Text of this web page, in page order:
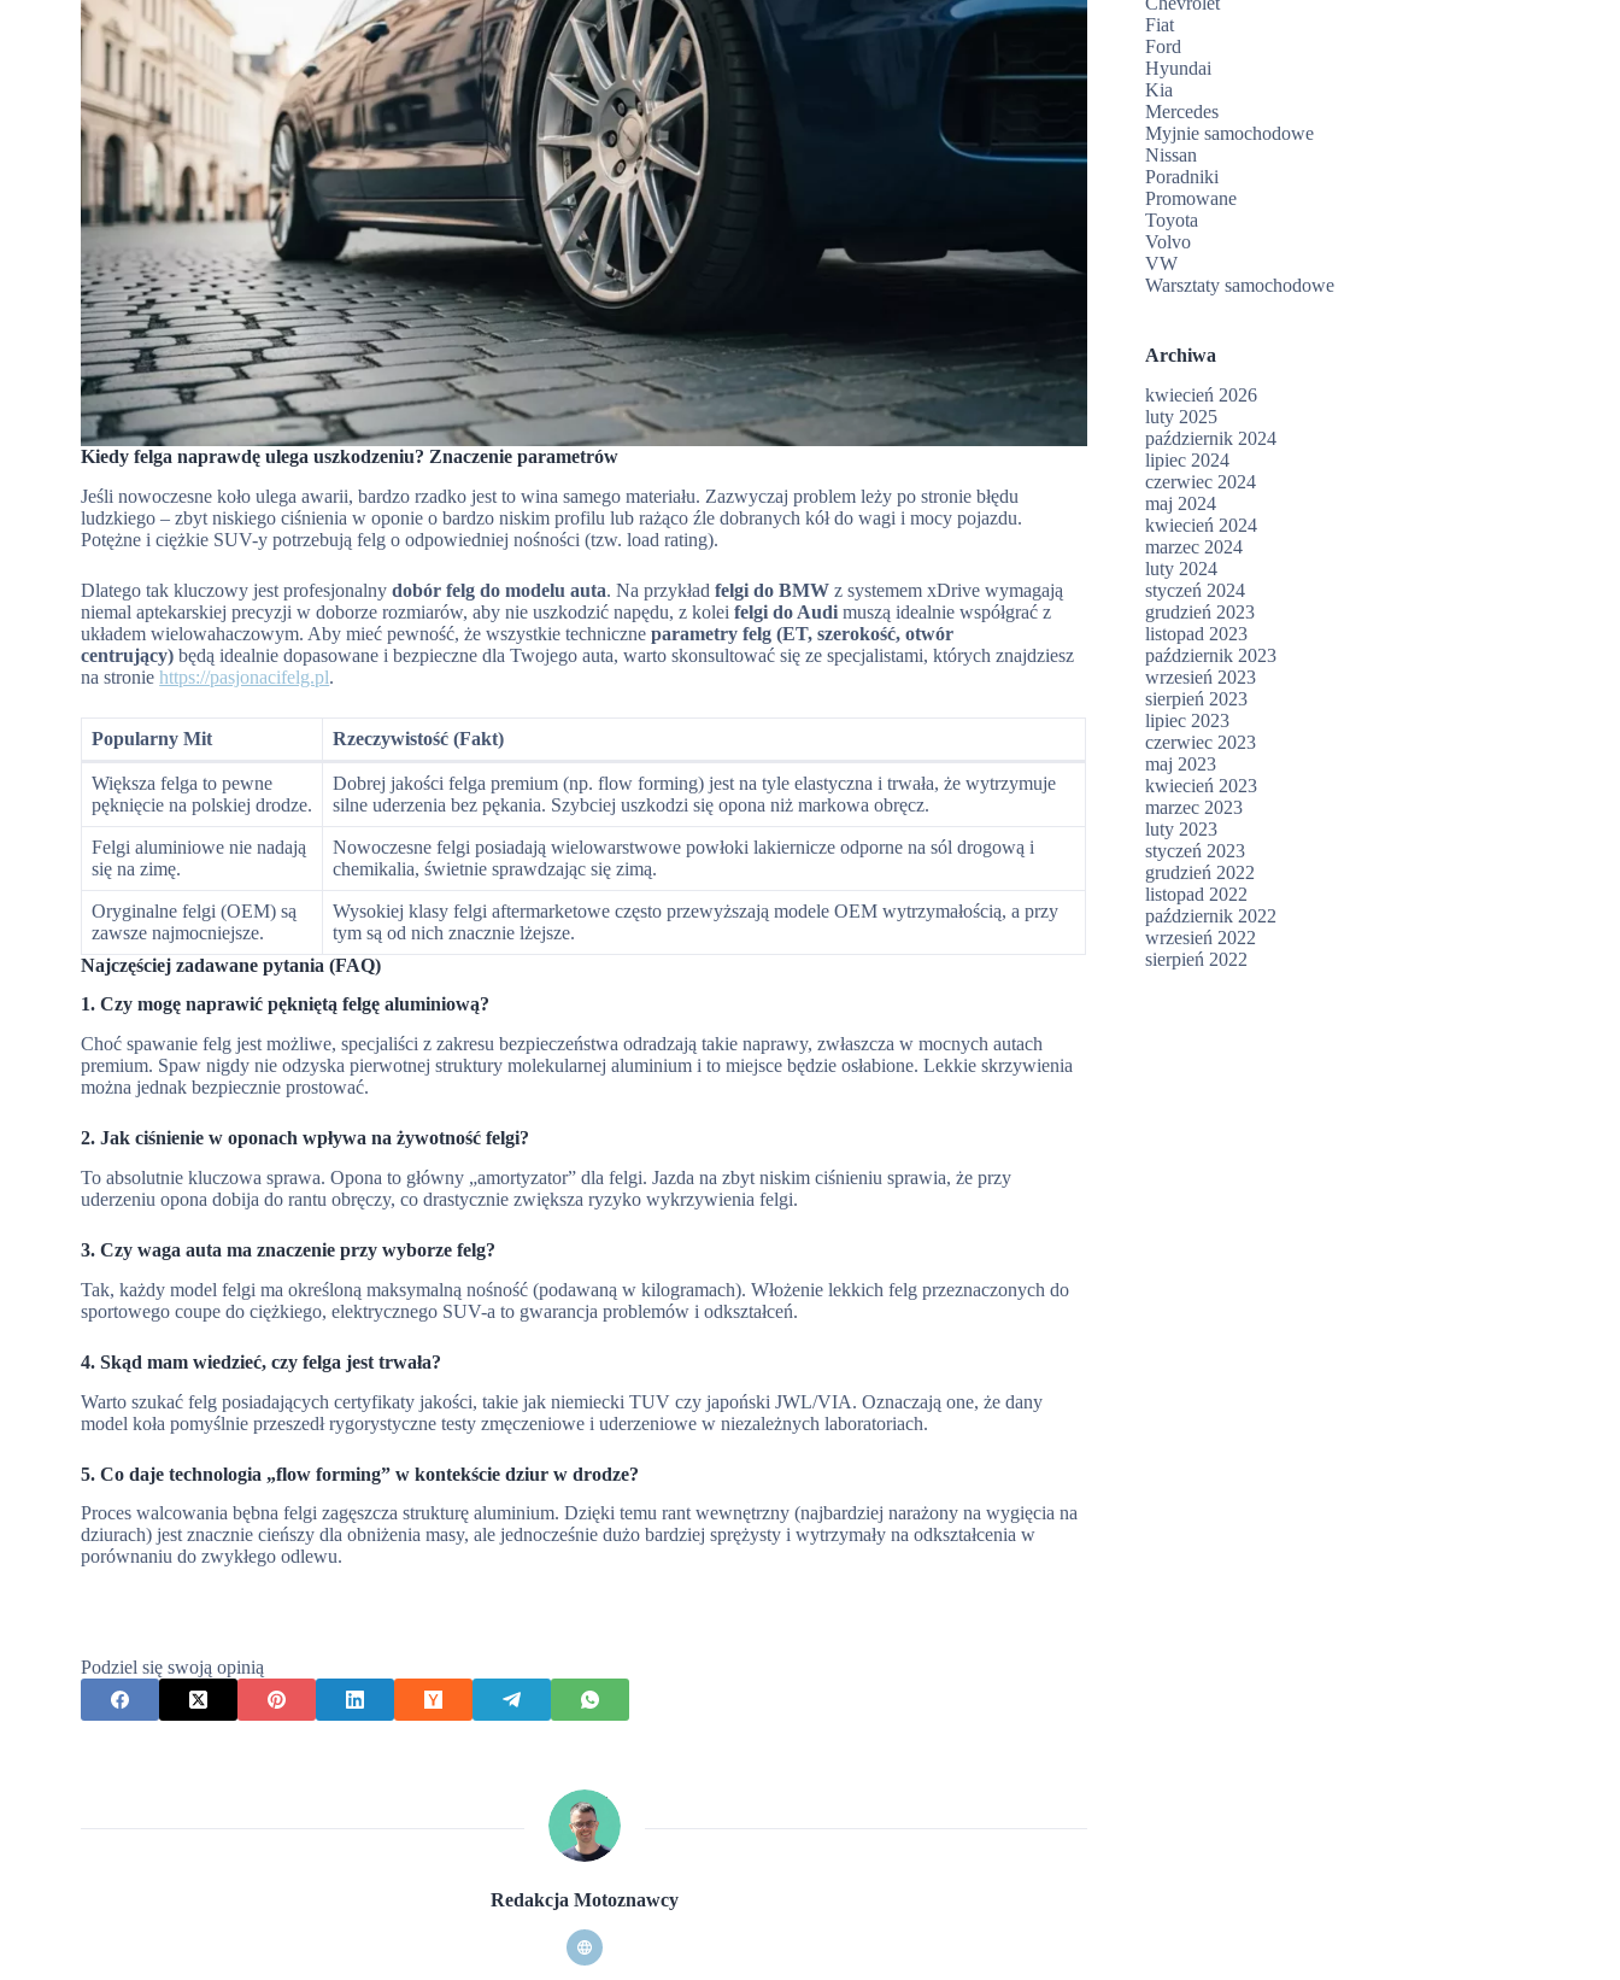
Kiedy felga naprawdę ulega uszkodzeniu? Znaczenie parametrów
Jeśli nowoczesne koło ulega awarii, bardzo rzadko jest to wina samego materiału. Zazwyczaj problem leży po stronie błędu
ludzkiego – zbyt niskiego ciśnienia w oponie o bardzo niskim profilu lub rażąco źle dobranych kół do wagi i mocy pojazdu.
Potężne i ciężkie SUV-y potrzebują felg o odpowiedniej nośności (tzw. load rating).
Dlatego tak kluczowy jest profesjonalnydobór felg do modelu auta. Na przykładfelgi do BMW z systemem xDrive wymagają
niemal aptekarskiej precyzji w doborze rozmiarów, aby nie uszkodzić napędu, z koleifelgi do Audi muszą idealnie współgrać z
układem wielowahaczowym. Aby mieć pewność, że wszystkie techniczneparametry felg (ET, szerokość, otwór
centrujący) będą idealnie dopasowane i bezpieczne dla Twojego auta, warto skonsultować się ze specjalistami, których znajdziesz
na stroniehttps://pasjonacifelg.pl.
Popularny Mit Rzeczywistość (Fakt)
Większa felga to pewne
pęknięcie na polskiej drodze.
Dobrej jakości felga premium (np. flow forming) jest na tyle elastyczna i trwała, że wytrzymuje
silne uderzenia bez pękania. Szybciej uszkodzi się opona niż markowa obręcz.
Felgi aluminiowe nie nadają
się na zimę.
Nowoczesne felgi posiadają wielowarstwowe powłoki lakiernicze odporne na sól drogową i
chemikalia, świetnie sprawdzając się zimą.
Oryginalne felgi (OEM) są
zawsze najmocniejsze.
Wysokiej klasy felgi aftermarketowe często przewyższają modele OEM wytrzymałością, a przy
tym są od nich znacznie lżejsze.
Najczęściej zadawane pytania (FAQ)
1. Czy mogę naprawić pękniętą felgę aluminiową?
Choć spawanie felg jest możliwe, specjaliści z zakresu bezpieczeństwa odradzają takie naprawy, zwłaszcza w mocnych autach
premium. Spaw nigdy nie odzyska pierwotnej struktury molekularnej aluminium i to miejsce będzie osłabione. Lekkie skrzywienia
można jednak bezpiecznie prostować.
2. Jak ciśnienie w oponach wpływa na żywotność felgi?
To absolutnie kluczowa sprawa. Opona to główny „amortyzator” dla felgi. Jazda na zbyt niskim ciśnieniu sprawia, że przy
uderzeniu opona dobija do rantu obręczy, co drastycznie zwiększa ryzyko wykrzywienia felgi.
3. Czy waga auta ma znaczenie przy wyborze felg?
Tak, każdy model felgi ma określoną maksymalną nośność (podawaną w kilogramach). Włożenie lekkich felg przeznaczonych do
sportowego coupe do ciężkiego, elektrycznego SUV-a to gwarancja problemów i odkształceń.
4. Skąd mam wiedzieć, czy felga jest trwała?
Warto szukać felg posiadających certyfikaty jakości, takie jak niemiecki TUV czy japoński JWL/VIA. Oznaczają one, że dany
model koła pomyślnie przeszedł rygorystyczne testy zmęczeniowe i uderzeniowe w niezależnych laboratoriach.
5. Co daje technologia „flow forming” w kontekście dziur w drodze?
Proces walcowania bębna felgi zagęszcza strukturę aluminium. Dzięki temu rant wewnętrzny (najbardziej narażony na wygięcia na
dziurach) jest znacznie cieńszy dla obniżenia masy, ale jednocześnie dużo bardziej sprężysty i wytrzymały na odkształcenia w
porównaniu do zwykłego odlewu.
Podziel się swoją opinią
Redakcja Motoznawcy
Fiat
Ford
Hyundai
Kia
Mercedes
Myjnie samochodowe
Nissan
Poradniki
Promowane
Toyota
Volvo
VW
Warsztaty samochodowe
Archiwa
kwiecień 2026
luty 2025
październik 2024
lipiec 2024
czerwiec 2024
maj 2024
kwiecień 2024
marzec 2024
luty 2024
styczeń 2024
grudzień 2023
listopad 2023
październik 2023
wrzesień 2023
sierpień 2023
lipiec 2023
czerwiec 2023
maj 2023
kwiecień 2023
marzec 2023
luty 2023
styczeń 2023
grudzień 2022
listopad 2022
październik 2022
wrzesień 2022
sierpień 2022